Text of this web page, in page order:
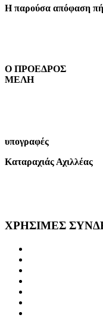
Η παρούσα απόφαση
Ο ΠΡΟΕΔΡΟΣ
ΜΕΛΗ
υπογραφές
Καταραχιάς Αχιλλέας
ΧΡΗΣΙΜΕΣ